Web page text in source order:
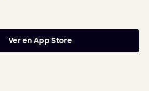
Ver en App Store